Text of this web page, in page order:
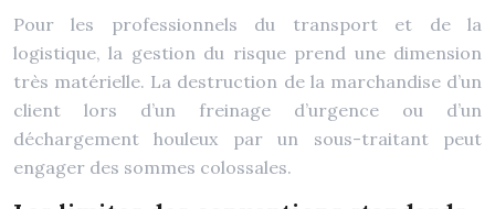
Pour les professionnels du transport et de la
logistique, la gestion du risque prend une dimension
très matérielle. La destruction de la marchandise d’un
client lors d’un freinage d’urgence ou d’un
déchargement houleux par un sous-traitant peut
engager des sommes colossales.